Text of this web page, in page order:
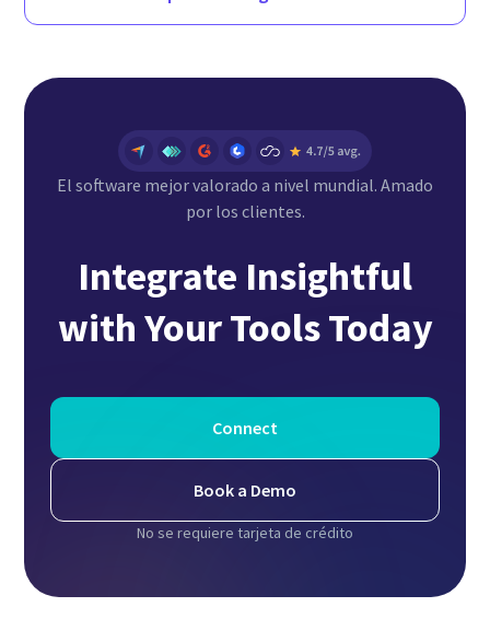
El software mejor valorado a nivel mundial. Amado
por los clientes.
Integrate Insightful
with Your Tools Today
Connect
Book a Demo
No se requiere tarjeta de crédito